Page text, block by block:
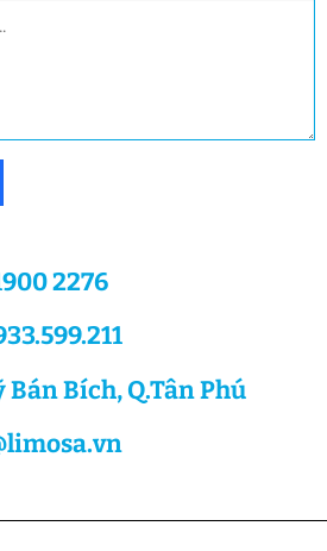
2276
Bán Bích, Q.Tân Phú